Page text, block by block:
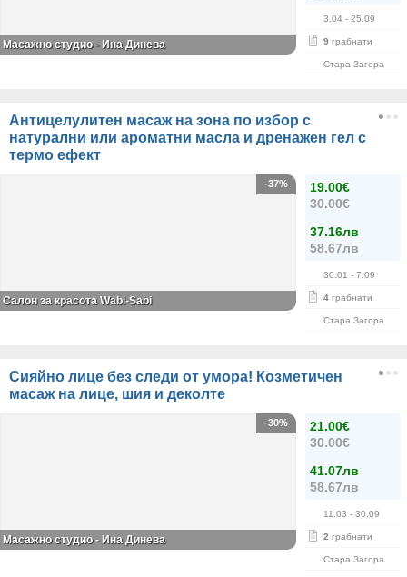
3.04 - 25.09
9 грабнати
Стара Загора
Масажно студио - Ина Динева
Антицелулитен масаж на зона по избор с
натурални или ароматни масла и дренажен гел с
термо ефект
19.00€
30.00€
37.16лв
58.67лв
30.01 - 7.09
4 грабнати
Стара Загора
-37%
Салон за красота Wabi-Sabi
Сияйно лице без следи от умора! Козметичен
масаж на лице, шия и деколте
21.00€
30.00€
41.07лв
58.67лв
11.03 - 30.09
2 грабнати
Стара Загора
-30%
Масажно студио - Ина Динева